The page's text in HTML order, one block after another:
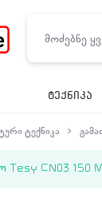
ტექნიკა
ტექნიკა
CN03 150